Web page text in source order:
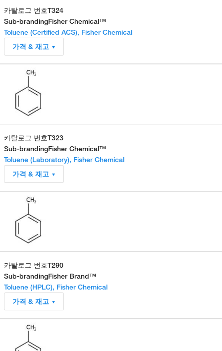
카탈로그 번호T324
Sub-brandingFisher Chemical™
Toluene (Certified ACS), Fisher Chemical
가격 & 재고
카탈로그 번호T323
Sub-brandingFisher Chemical™
Toluene (Laboratory), Fisher Chemical
가격 & 재고
카탈로그 번호T290
Sub-brandingFisher Brand™
Toluene (HPLC), Fisher Chemical
가격 & 재고